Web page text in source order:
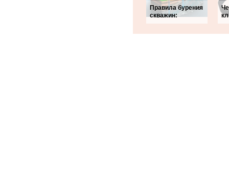
Правила бурения
скважин: